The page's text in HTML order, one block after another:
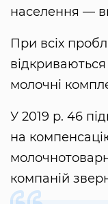
населення —
При всіх
молочні
У 2019 р. 46
на
компаній